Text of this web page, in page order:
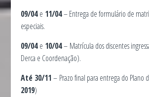
09/04 e 11/04– Entrega de formulário de
especiais.
09/04e 10/04– Matrícula dos discentes
Derca e Coordenação).
Até 30/11– Prazo final para entrega do Plano
2019)